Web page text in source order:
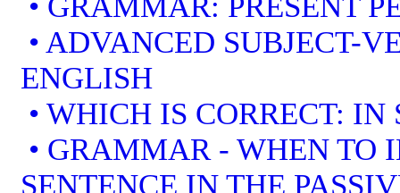
• ADVANCED SUBJECT-
ENGLISH
• WHICH IS CORRECT: IN
• GRAMMAR - WHEN TO
SENTENCE IN THE